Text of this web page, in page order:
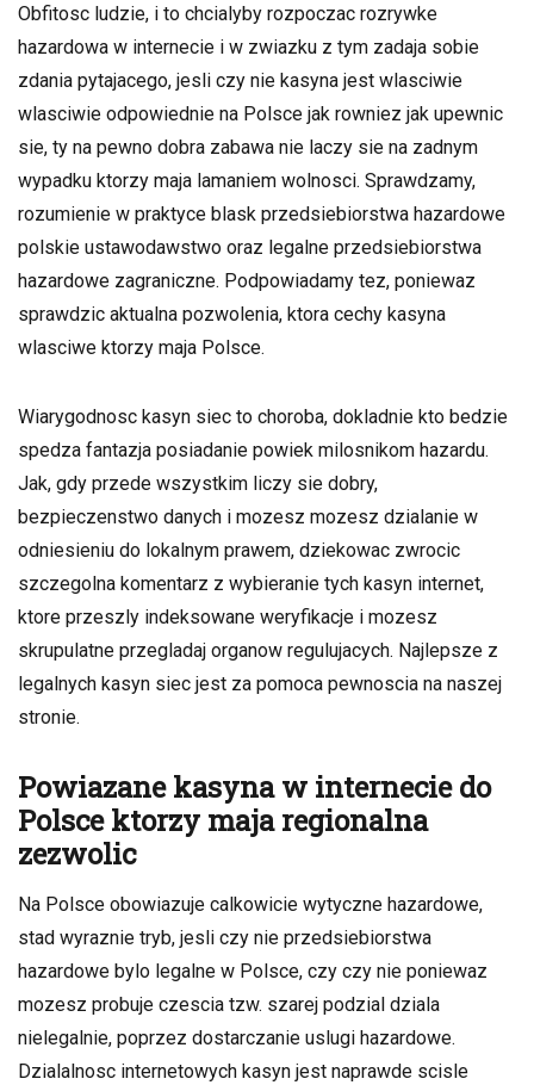
Obfitosc ludzie, i to chcialyby rozpoczac rozrywke
hazardowa w internecie i w zwiazku z tym zadaja sobie
zdania pytajacego, jesli czy nie kasyna jest wlasciwie
wlasciwie odpowiednie na Polsce jak rowniez jak upewnic
sie, ty na pewno dobra zabawa nie laczy sie na zadnym
wypadku ktorzy maja lamaniem wolnosci. Sprawdzamy,
rozumienie w praktyce blask przedsiebiorstwa hazardowe
polskie ustawodawstwo oraz legalne przedsiebiorstwa
hazardowe zagraniczne. Podpowiadamy tez, poniewaz
sprawdzic aktualna pozwolenia, ktora cechy kasyna
wlasciwe ktorzy maja Polsce.
Wiarygodnosc kasyn siec to choroba, dokladnie kto bedzie
spedza fantazja posiadanie powiek milosnikom hazardu.
Jak, gdy przede wszystkim liczy sie dobry,
bezpieczenstwo danych i mozesz mozesz dzialanie w
odniesieniu do lokalnym prawem, dziekowac zwrocic
szczegolna komentarz z wybieranie tych kasyn internet,
ktore przeszly indeksowane weryfikacje i mozesz
skrupulatne przegladaj organow regulujacych. Najlepsze z
legalnych kasyn siec jest za pomoca pewnoscia na naszej
stronie.
Powiazane kasyna w internecie do
Polsce ktorzy maja regionalna
zezwolic
Na Polsce obowiazuje calkowicie wytyczne hazardowe,
stad wyraznie tryb, jesli czy nie przedsiebiorstwa
hazardowe bylo legalne w Polsce, czy czy nie poniewaz
mozesz probuje czescia tzw. szarej podzial dziala
nielegalnie, poprzez dostarczanie uslugi hazardowe.
Dzialalnosc internetowych kasyn jest naprawde scisle